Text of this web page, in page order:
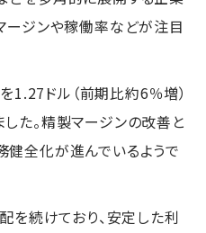
ージンや稼働率などが注目
ドル（前期比約6％増）
た。精製マージンの改善と
全化が進んでいるようで
を続けており、安定した利